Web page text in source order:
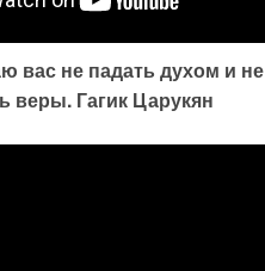
вас не падать духом и не
веры. Гагик Царукян